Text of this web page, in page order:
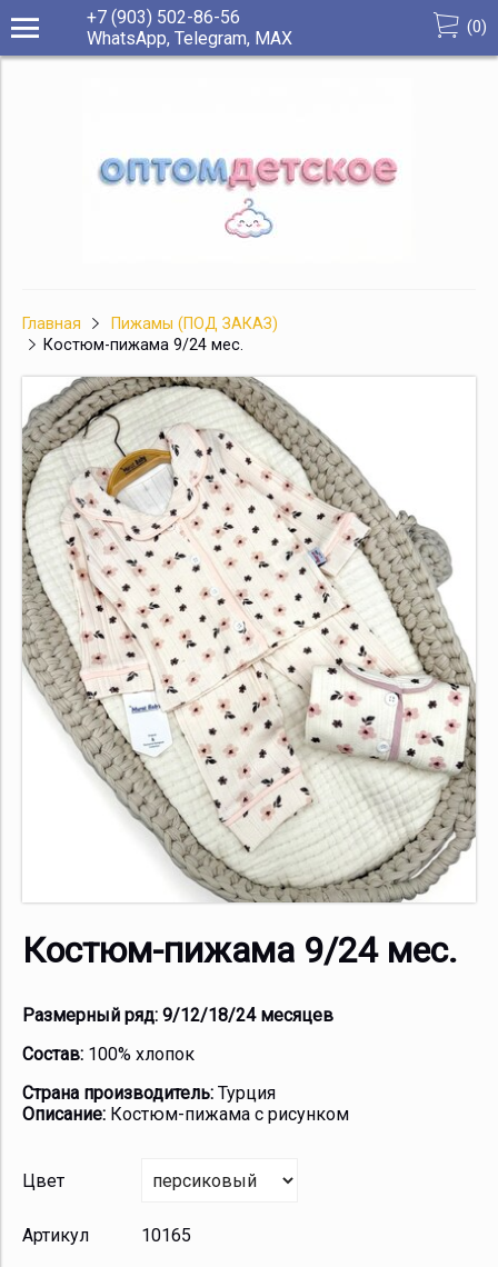
+7 (903) 502-86-56
WhatsApp, Telegram, МАХ
(0)
Главная
Пижамы (ПОД ЗАКАЗ)
Костюм-пижама 9/24 мес.
Костюм-пижама 9/24 мес.
Размерный ряд: 9/12/18/24 месяцев
Состав: 100% хлопок
Страна производитель: Турция
Описание: Костюм-пижама с рисунком
Цвет
Артикул 10165